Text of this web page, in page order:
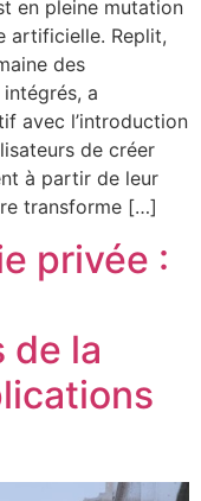
en pleine mutation
artificielle. Replit,
des
a
avec l’introduction
de créer
à partir de leur
transforme […]
privée :
de la